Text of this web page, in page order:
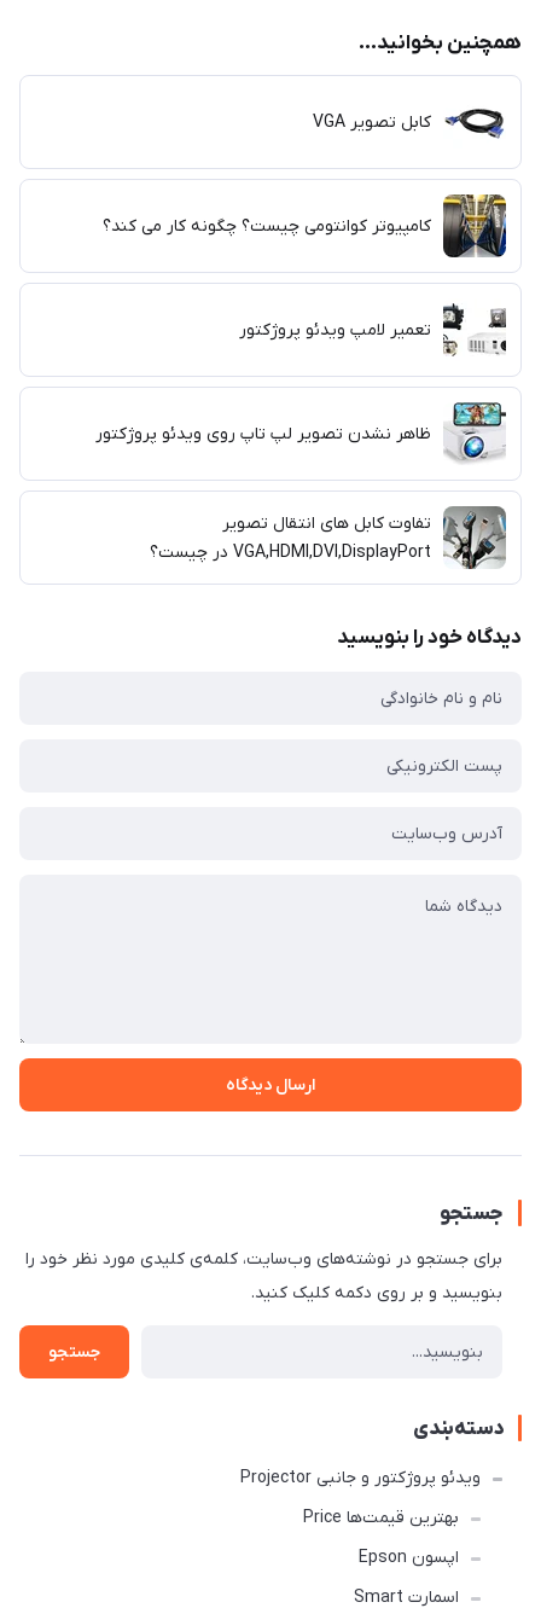
همچنین بخوانید...
کابل تصویر VGA
کامپیوتر کوانتومی چیست؟ چگونه کار می کند؟
تعمیر لامپ ویدئو پروژکتور
ظاهر نشدن تصویر لپ تاپ روی ویدئو پروژکتور
تفاوت کابل های انتقال تصویر
VGA,HDMI,DVI,DisplayPort در چیست؟
دیدگاه خود را بنویسید
ارسال دیدگاه
جستجو
برای جستجو در نوشته‌های وب‌سایت، کلمه‌ی کلیدی مورد نظر خود را
بنویسید و بر روی دکمه کلیک کنید.
جستجو
دسته‌بندی
ویدئو پروژکتور و جانبی Projector
بهترین قیمت‌ها Price
اپسون Epson
اسمارت Smart